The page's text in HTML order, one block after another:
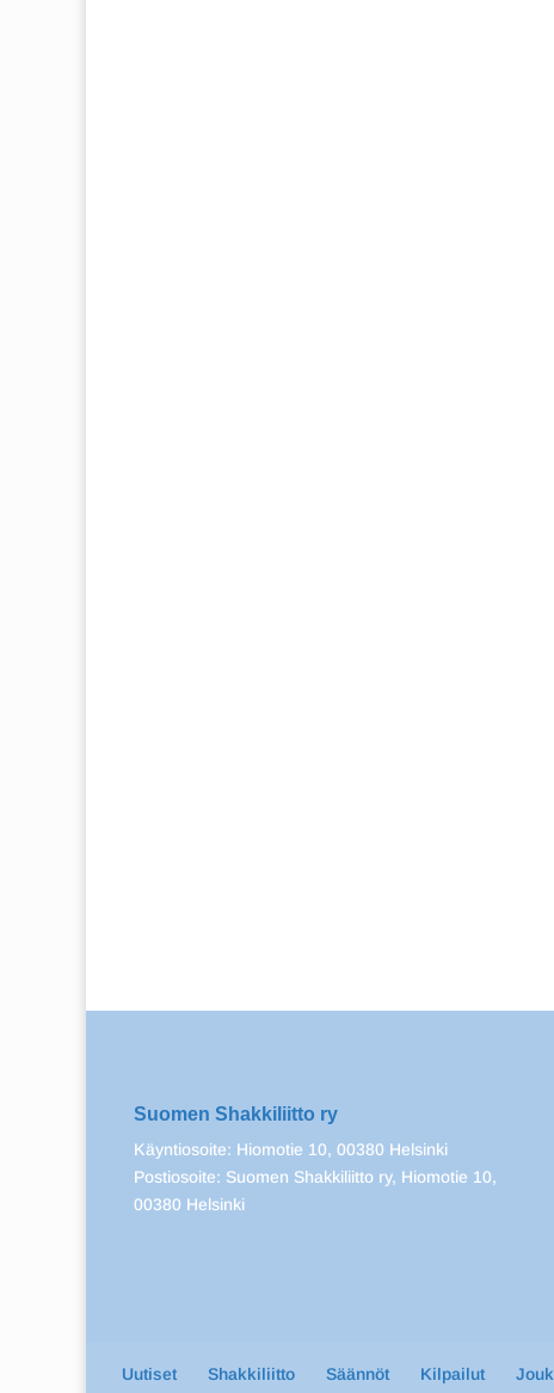
Suomen Shakkiliitto ry
Käyntiosoite: Hiomotie 10, 00380 Helsinki
Postiosoite: Suomen Shakkiliitto ry, Hiomotie 10,
00380 Helsinki
Uutiset Shakkiliitto Säännöt Kilpailut